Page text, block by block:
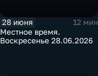
28 июня
12 мин
Местное время.
Воскресенье 28.06.2026